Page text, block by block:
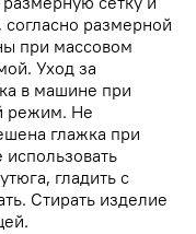
размерной
при массовом
Уход за
в машине при
режим. Не
глажка при
использовать
гладить с
Стирать изделие